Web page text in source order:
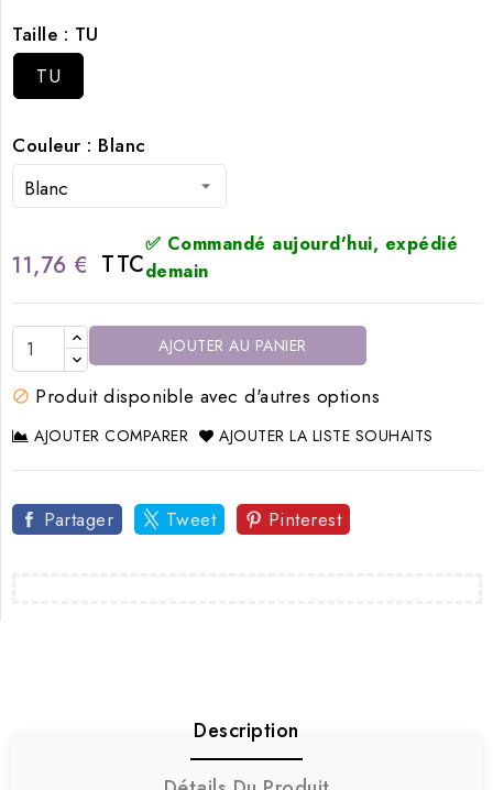
Taille : TU
TU
Couleur : Blanc
11,76 € TTC
AJOUTER AU PANIER
 Produit disponible avec d'autres options
AJOUTER COMPARER AJOUTER LA LISTE SOUHAITS
Partager Tweet Pinterest
✅ Commandé aujourd'hui, expédié
demain
Description